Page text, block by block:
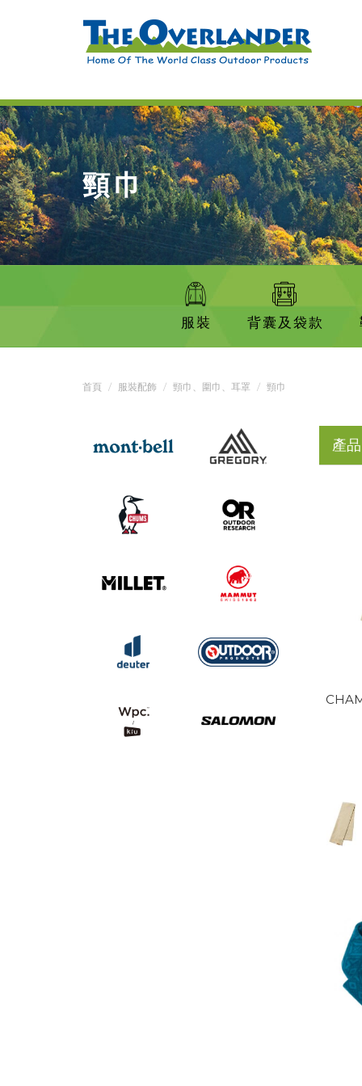
頸巾
服裝 背囊及袋款
首頁 服裝配飾 頸巾、圍巾、耳罩 頸巾
產品